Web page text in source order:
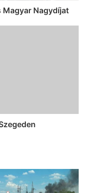
Magyar Nagydíjat